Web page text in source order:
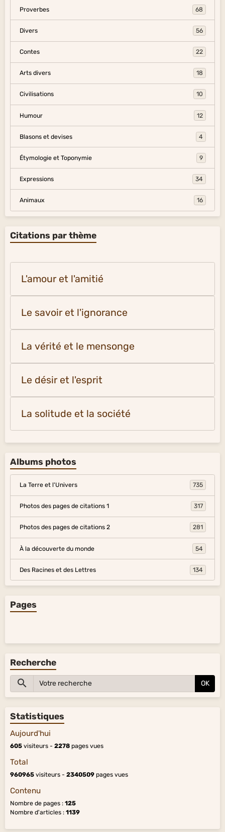
Proverbes 68
Divers 56
Contes 22
Arts divers 18
Civilisations 10
Humour 12
Blasons et devises 4
Étymologie et Toponymie 9
Expressions 34
Animaux 16
Citations par thème
L'amour et l'amitié
Le savoir et l'ignorance
La vérité et le mensonge
Le désir et l'esprit
La solitude et la société
Albums photos
La Terre et l'Univers 735
Photos des pages de citations 1 317
Photos des pages de citations 2 281
À la découverte du monde 54
Des Racines et des Lettres 134
Pages
Recherche
OK
Statistiques
Aujourd'hui
605 visiteurs - 2278 pages vues
Total
960965 visiteurs - 2340509 pages vues
Contenu
Nombre de pages : 125
Nombre d'articles : 1139